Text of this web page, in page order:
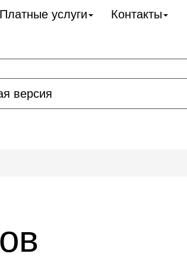
Платные услуги Контакты
версия